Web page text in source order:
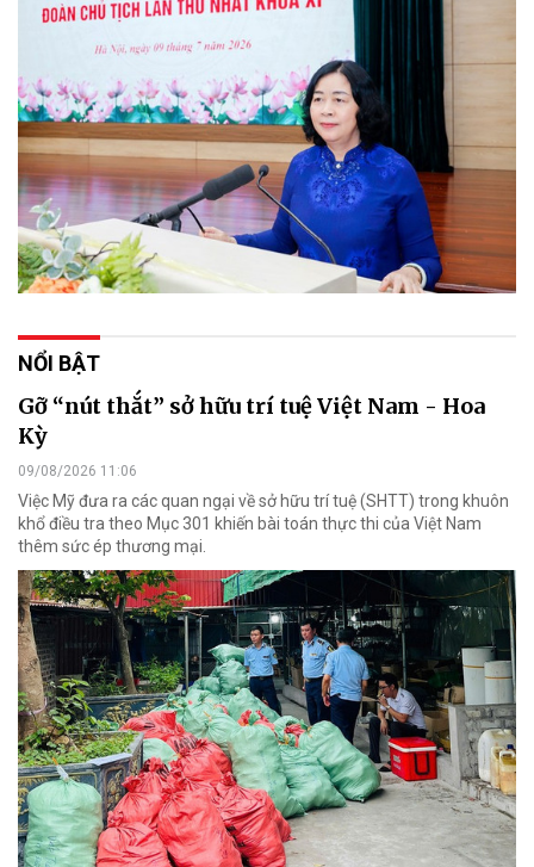
NỔI BẬT
Gỡ “nút thắt” sở hữu trí tuệ Việt Nam - Hoa
Kỳ
09/08/2026 11:06
Việc Mỹ đưa ra các quan ngại về sở hữu trí tuệ (SHTT) trong khuôn
khổ điều tra theo Mục 301 khiến bài toán thực thi của Việt Nam
thêm sức ép thương mại.